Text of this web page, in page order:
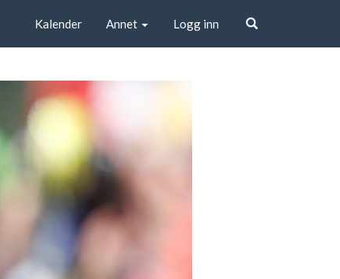
Kalender Annet Logg inn